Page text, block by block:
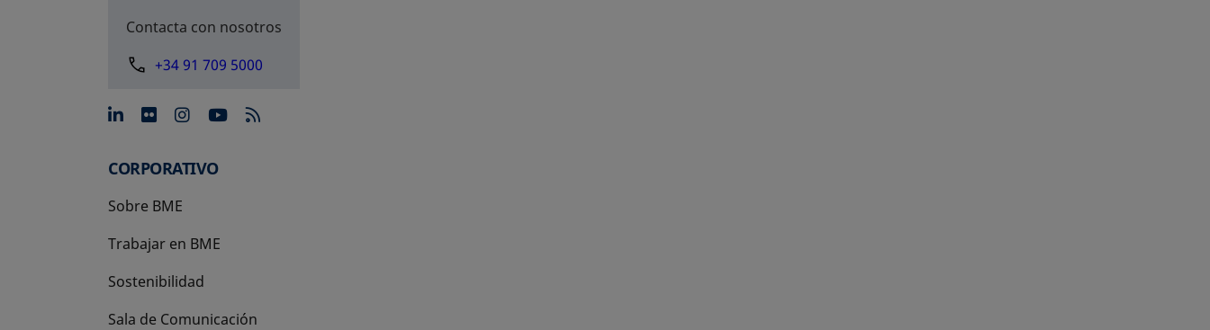
Contacta con nosotros
+34 91 709 5000
se abre en una pestaña nueva
se abre en una pestaña nueva
se abre en una pestaña nueva
se abre en una pestaña nueva
CORPORATIVO
Sobre BME
Trabajar en BME
Sostenibilidad
Sala de Comunicación